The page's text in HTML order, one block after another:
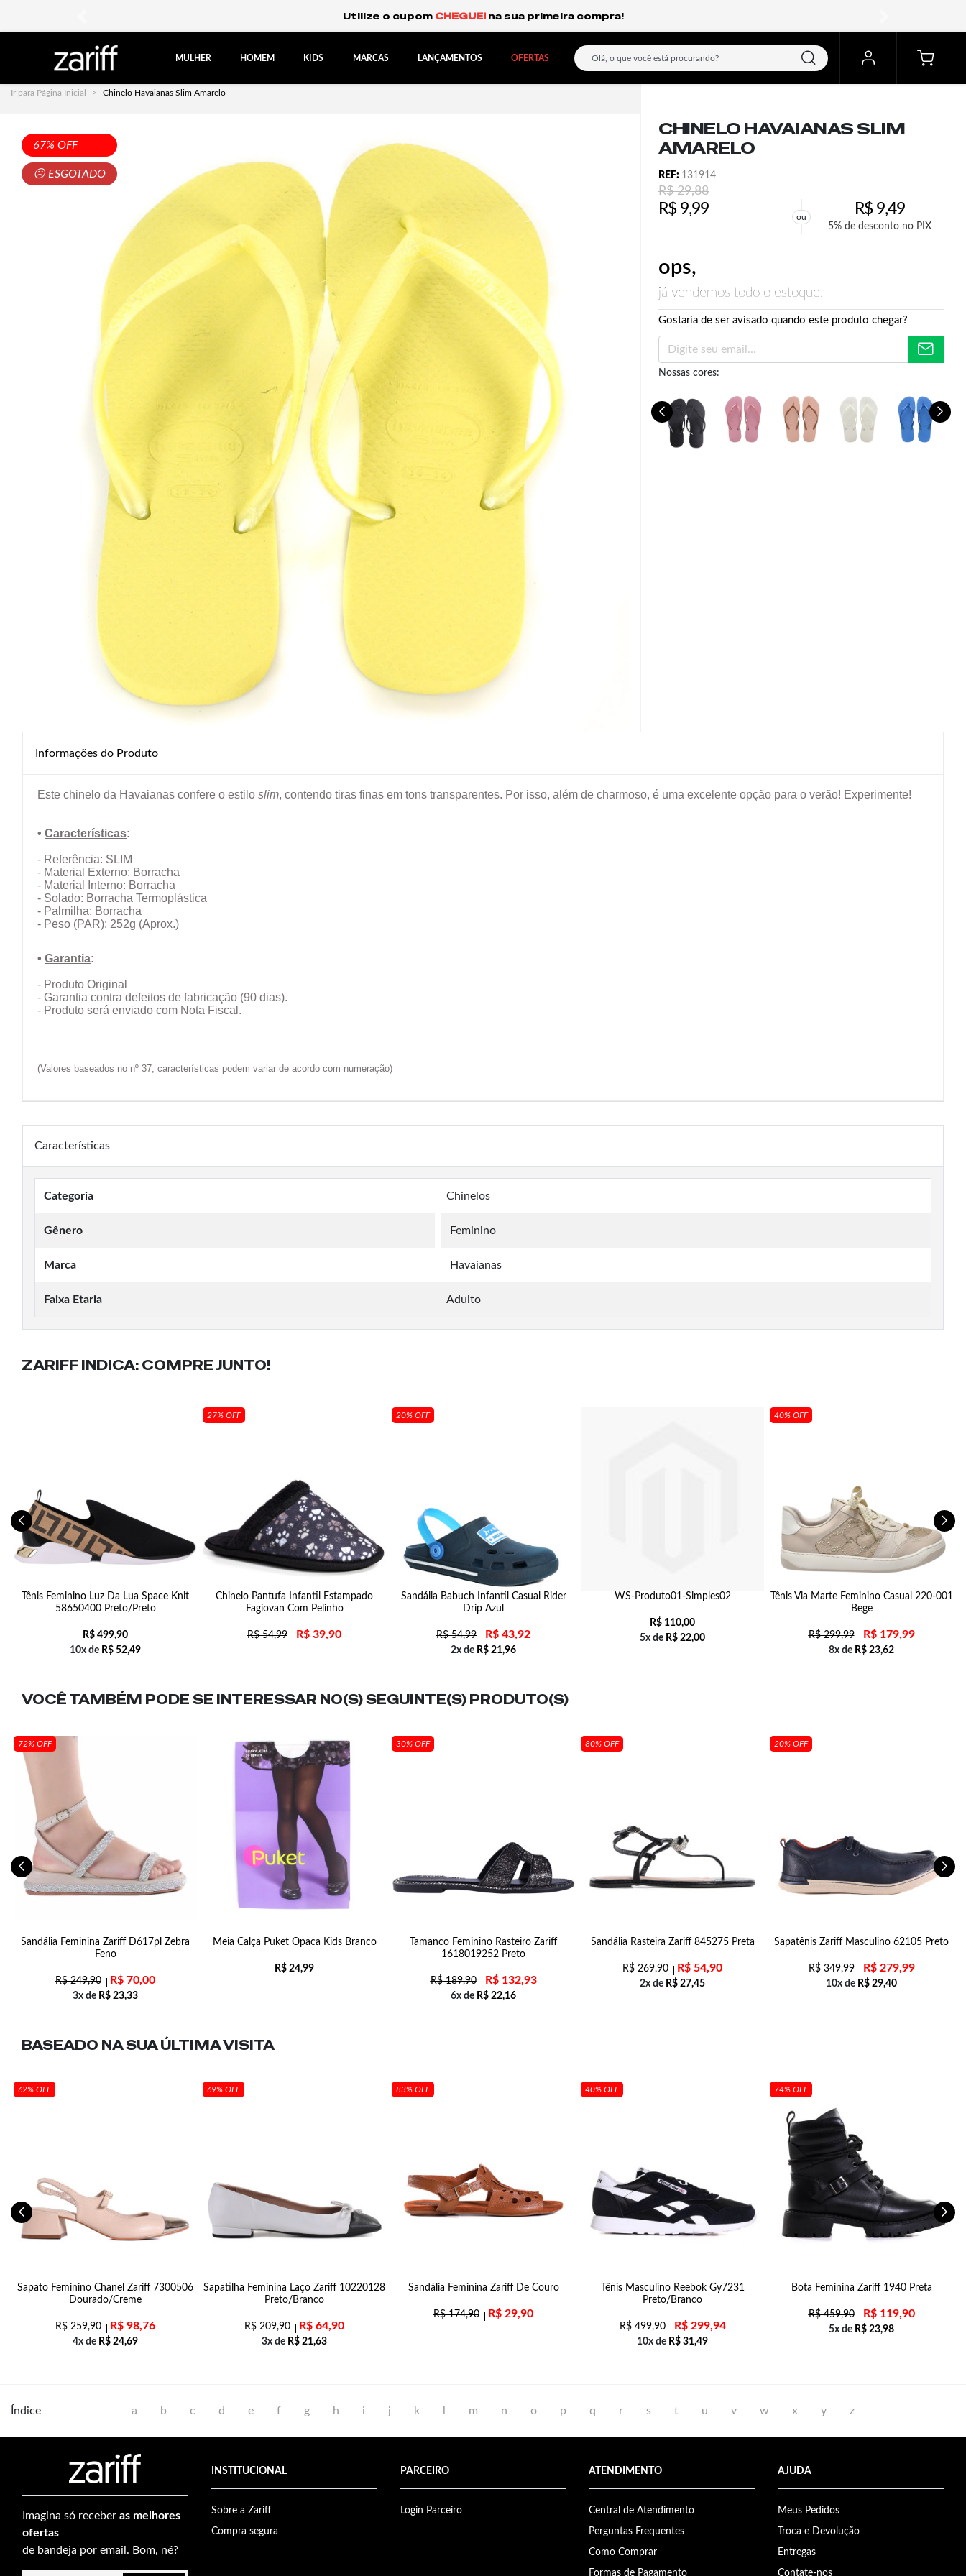
Frete Grátis Expresso para o Sul e São Paulo.
MULHER HOMEM KIDS MARCAS LANÇAMENTOS OFERTAS
Ir para Página Inicial Chinelo Havaianas Slim Amarelo
67% OFF
☹ ESGOTADO
CHINELO HAVAIANAS SLIM
AMARELO
REF: 131914
R$29,88
R$9,99 ou R$9,49
5% de desconto no PIX
ops,
já vendemos todo o estoque!
Gostaria de ser avisado quando este produto chegar?
29,88
Nossas cores:
Informações do Produto
Este chinelo da Havaianas confere o estilo slim, contendo tiras finas em tons transparentes. Por isso, além de charmoso, é uma excelente opção para o verão! Experimente!
• Características:
- Referência: SLIM
- Material Externo: Borracha
- Material Interno: Borracha
- Solado: Borracha Termoplástica
- Palmilha: Borracha
- Peso (PAR): 252g (Aprox.)
• Garantia:
- Produto Original
- Garantia contra defeitos de fabricação (90 dias).
- Produto será enviado com Nota Fiscal.
(Valores baseados no nº 37, características podem variar de acordo com numeração)
Características
Categoria Chinelos
Gênero Feminino
Marca Havaianas
Faixa Etaria Adulto
ZARIFF INDICA: COMPRE JUNTO!
Tênis Feminino Luz Da Lua Space Knit
58650400 Preto/Preto
R$ 499,90
10x de R$ 52,49
27% OFF
Chinelo Pantufa Infantil Estampado
Fagiovan Com Pelinho
R$54,99 R$ 39,90
20% OFF
Sandália Babuch Infantil Casual Rider
Drip Azul
R$54,99 R$ 43,92
2x de R$ 21,96
WS-Produto01-Simples02
R$ 110,00
5x de R$ 22,00
40% OFF
Tênis Via Marte Feminino Casual 220-001
Bege
R$299,99 R$179,99
8x de R$ 23,62
VOCÊ TAMBÉM PODE SE INTERESSAR NO(S) SEGUINTE(S) PRODUTO(S)
72% OFF
Sandália Feminina Zariff D617pl Zebra
Feno
R$249,90 R$ 70,00
3x de R$ 23,33
Meia Calça Puket Opaca Kids Branco
R$ 24,99
30% OFF
Tamanco Feminino Rasteiro Zariff
1618019252 Preto
R$189,90 R$132,93
6x de R$ 22,16
80% OFF
Sandália Rasteira Zariff 845275 Preta
R$269,90 R$ 54,90
2x de R$ 27,45
20% OFF
Sapatênis Zariff Masculino 62105 Preto
R$349,99 R$279,99
10x de R$ 29,40
BASEADO NA SUAÚLTIMA VISITA
62% OFF
Sapato Feminino Chanel Zariff 7300506
Dourado/Creme
R$259,90 R$ 98,76
4x de R$ 24,69
69% OFF
Sapatilha Feminina Laço Zariff 10220128
Preto/Branco
R$209,90 R$ 64,90
3x de R$ 21,63
83% OFF
Sandália Feminina Zariff De Couro
R$174,90 R$ 29,90
40% OFF
Tênis Masculino Reebok Gy7231
Preto/Branco
R$499,90 R$299,94
10x de R$ 31,49
74% OFF
Bota Feminina Zariff 1940 Preta
R$459,90 R$119,90
5x de R$ 23,98
Índice a b c d e f g h i j k m n o p q r s t u v w x y z
Imagina só receber as melhores
ofertas
de bandeja por email. Bom, né?
INSTITUCIONAL
Sobre a Zariff
Compra segura
PARCEIRO
Login Parceiro
ATENDIMENTO
Central de Atendimento
Perguntas Frequentes
Como Comprar
Formas de Pagamento
AJUDA
Meus Pedidos
Troca e Devolução
Entregas
Contate-nos